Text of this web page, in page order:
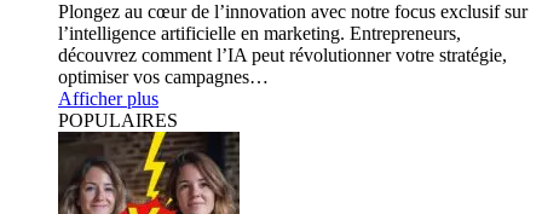
Plongez au cœur de l’innovation avec notre focus exclusif sur
l’intelligence artificielle en marketing. Entrepreneurs,
découvrez comment l’IA peut révolutionner votre stratégie,
optimiser vos campagnes…
Afficher plus
POPULAIRES